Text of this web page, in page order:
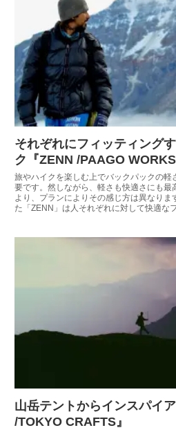
それぞれにフィッティング
ク『ZENN /PAAGO WORKS
旅やハイクを楽しむ上でバックパックの軽
要です。然しながら、軽さも快適さにも最
より、プランによりその感じ方は異なりま
た「ZENN」は人それぞれに対して快適な
山岳テントからインスパイ
/TOKYO CRAFTS』